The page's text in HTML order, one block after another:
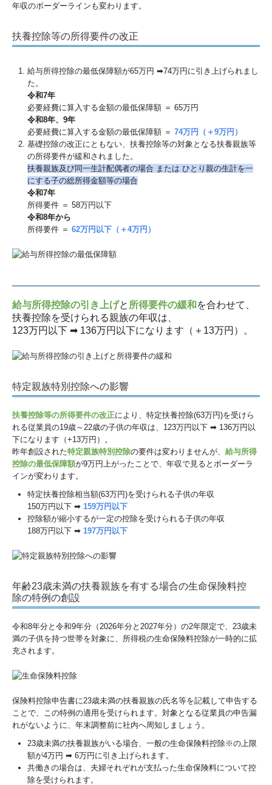
年収のボーダーラインも変わります。
扶養控除等の所得要件の改正
給与所得控除の最低保障額が65万円 ➡74万円に引き上げられまし
た。
令和7年
必要経費に算入する金額の最低保障額 ＝ 65万円
令和8年、9年
必要経費に算入する金額の最低保障額 ＝ 74万円（＋9万円）
基礎控除の改正にともない、扶養控除等の対象となる扶養親族等
の所得要件が緩和されました。
扶養親族及び同⼀⽣計配偶者の場合 または ひとり親の⽣計を⼀
にする⼦の総所得⾦額等の場合
令和7年
所得要件 ＝ 58万円以下
令和8年から
所得要件 ＝ 62万円以下（＋4万円）
給与所得控除の引き上げと 所得要件の緩和 を合わせて、
扶養控除を受けられる親族の年収は、
123万円以下 ➡ 136万円以下になります（＋13万円）。
特定親族特別控除への影響
扶養控除等の所得要件の改正により、特定扶養控除(63万円)を受けら
れる従業員の19歳～22歳の子供の年収は、123万円以下 ➡ 136万円以
下になります（+13万円）。
昨年創設された特定親族特別控除の要件は変わりませんが、 給与所得
控除の最低保障額が9万円上がったことで、年収で見るとボーダーラ
インが変わります。
特定扶養控除相当額(63万円)を受けられる子供の年収
150万円以下 ➡ 159万円以下
控除額が縮小するが一定の控除を受けられる子供の年収
188万円以下 ➡ 197万円以下
年齢23歳未満の扶養親族を有する場合の生命保険料控
除の特例の創設
令和8年分と令和9年分（2026年分と2027年分）の2年限定で、23歳未
満の子供を持つ世帯を対象に、所得税の生命保険料控除が一時的に拡
充されます。
保険料控除申告書に23歳未満の扶養親族の氏名等を記載して申告する
ことで、この特例の適用を受けられます。対象となる従業員の申告漏
れがないように、年末調整前に社内へ周知しましょう。
23歳未満の扶養親族がいる場合、一般の生命保険料控除※の上限
額が4万円 ➡ 6万円に引き上げられます。
共働きの場合は、夫婦それぞれが支払った生命保険料について控
除を受けられます。